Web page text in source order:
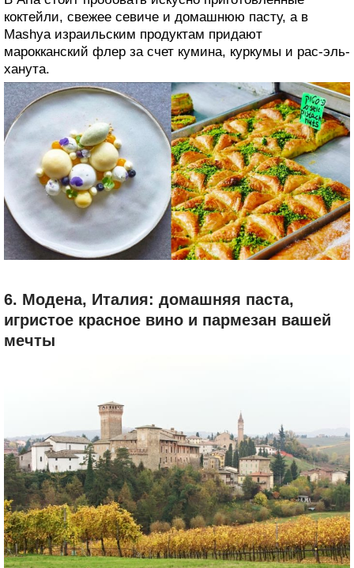
На рынке Carmel продаются ароматные специи,
теплый хлеб, местные продукты и халва. В то же
время Тель-Авив — мекка высококлассных ресторанов.
В Aria стоит пробовать искусно приготовленные
коктейли, свежее севиче и домашнюю пасту, а в
ханута.
6. Модена, Италия: домашняя паста,
игристое красное вино и пармезан вашей